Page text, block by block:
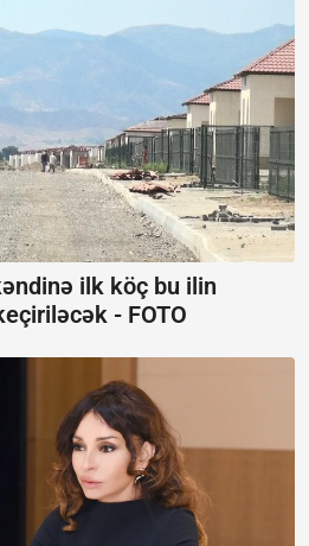
ilk köç bu ilin
- FOTO